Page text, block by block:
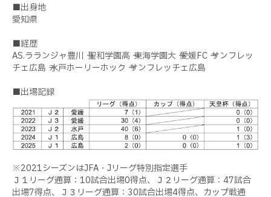
■出身地
愛知県
■経歴
AS.ラランジャ豊川 → 聖和学園高 → 東海学園大 → 愛媛FC → サンフレッ
チェ広島 → 水戸ホーリーホック → サンフレッチェ広島
■出場記録
※2021シーズンはJFA・Jリーグ特別指定選手
Ｊ１リーグ通算：10試合出場0得点、Ｊ２リーグ通算：47試合
出場7得点、Ｊ３リーグ通算：30試合出場4得点、カップ戦通